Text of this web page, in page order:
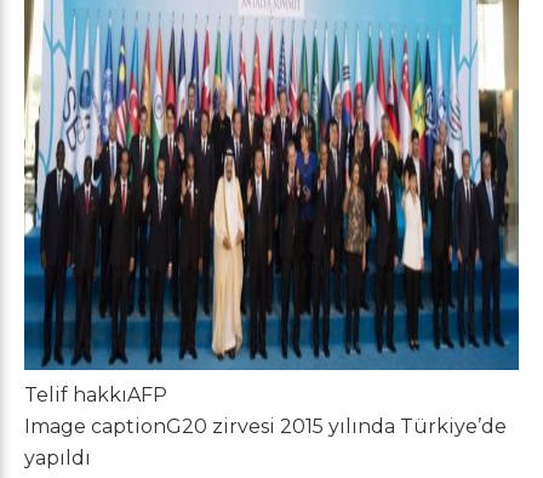
Telif hakkıAFP
Image captionG20 zirvesi 2015 yılında Türkiye’de
yapıldı